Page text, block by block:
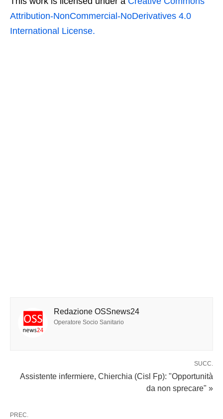
Attribution-NonCommercial-NoDerivatives 4.0
International License.
Redazione OSSnews24
Operatore Socio Sanitario
SUCC.
Assistente infermiere, Chierchia (Cisl Fp): "Opportunità
da non sprecare" »
PREC.